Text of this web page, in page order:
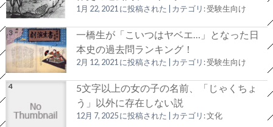
1月 22, 2021 に投稿された カテゴリ:受験生向け
一橋生が「こいつはヤベエ…」となった日
本史の過去問ランキング！
2月 12, 2021 に投稿された カテゴリ:受験生向け
5文字以上の女の子の名前、「じゃくちょ
う」以外に存在しない説
12月 7, 2025 に投稿された カテゴリ:文化